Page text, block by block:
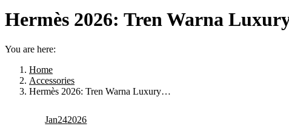
Hermès 2026: Tren Warna
You are here:
Home
Accessories
Hermès 2026: Tren Warna Luxury…
Jan242026